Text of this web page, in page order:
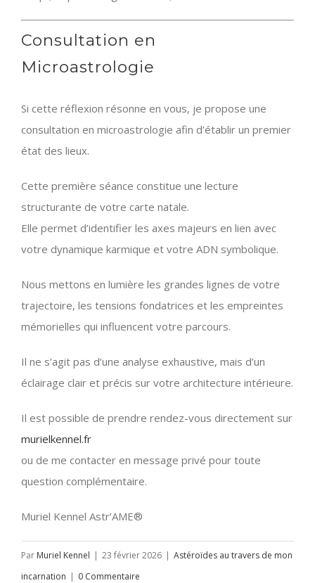
Consultation en
Microastrologie
Si cette réflexion résonne en vous, je propose une
consultation en microastrologie afin d’établir un premier
état des lieux.
Cette première séance constitue une lecture
structurante de votre carte natale.
Elle permet d’identifier les axes majeurs en lien avec
votre dynamique karmique et votre ADN symbolique.
Nous mettons en lumière les grandes lignes de votre
trajectoire, les tensions fondatrices et les empreintes
mémorielles qui influencent votre parcours.
Il ne s’agit pas d’une analyse exhaustive, mais d’un
éclairage clair et précis sur votre architecture intérieure.
Il est possible de prendre rendez-vous directement sur
murielkennel.fr
ou de me contacter en message privé pour toute
question complémentaire.
Muriel Kennel Astr’AME®
Par Muriel Kennel | 23 février 2026 | Astéroïdes au travers de mon
incarnation | 0 Commentaire